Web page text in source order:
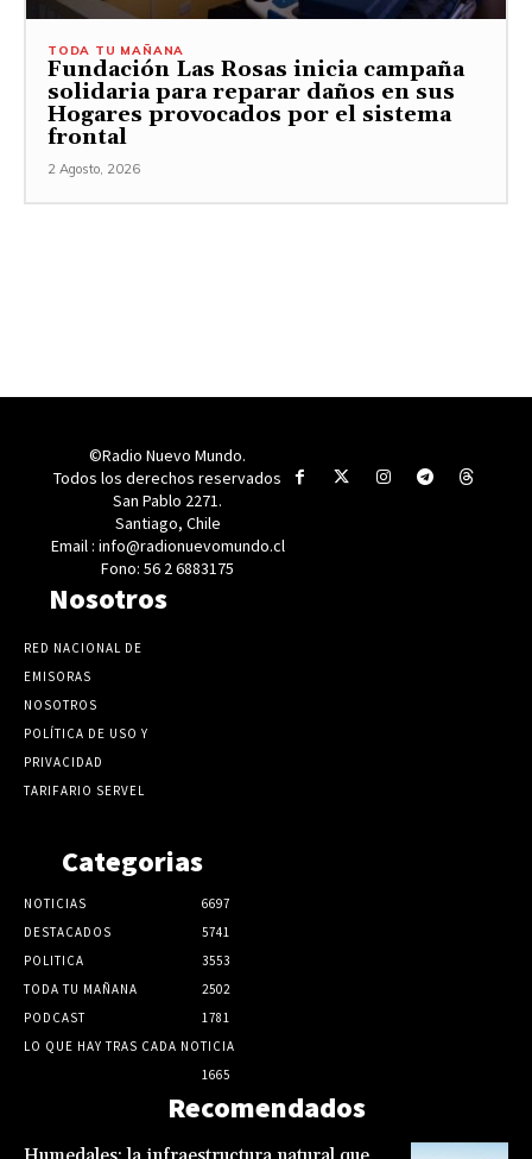
TODA TU MAÑANA
Fundación Las Rosas inicia campaña
solidaria para reparar daños en sus
Hogares provocados por el sistema
frontal
2 Agosto, 2026
©Radio Nuevo Mundo.
Todos los derechos reservados
San Pablo 2271.
Santiago, Chile
Email : info@radionuevomundo.cl
Fono: 56 2 6883175
Nosotros
RED NACIONAL DE
EMISORAS
NOSOTROS
POLÍTICA DE USO Y
PRIVACIDAD
TARIFARIO SERVEL
Categorias
NOTICIAS
6697
DESTACADOS
5741
POLITICA
3553
TODA TU MAÑANA
2502
PODCAST
1781
LO QUE HAY TRAS CADA NOTICIA
1665
Recomendados